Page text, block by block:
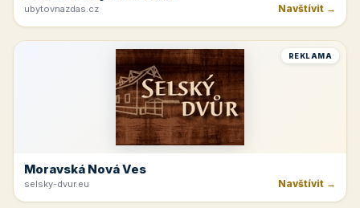
ubytovnazdas.cz Navštívit →
REKLAMA
Moravská Nová Ves
selsky-dvur.eu Navštívit →